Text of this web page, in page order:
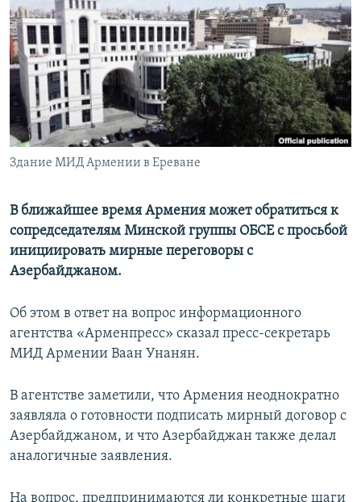
Հայերեն
English
Русский
Все сайты Радио Азатутюн
Здание МИД Армении в Ереване
В ближайшее время Армения может обратиться к
сопредседателям Минской группы ОБСЕ с просьбой
инициировать мирные переговоры с
Азербайджаном.
Об этом в ответ на вопрос информационного
агентства «Арменпресс» сказал пресс-секретарь
МИД Армении Ваан Унанян.
В агентстве заметили, что Армения неоднократно
заявляла о готовности подписать мирный договор с
Азербайджаном, и что Азербайджан также делал
аналогичные заявления.
На вопрос, предпринимаются ли конкретные шаги